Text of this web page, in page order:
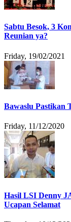
Sabtu Besok, 3
Reunian ya?
Friday, 19/02/2021
Bawaslu Pastikan
Friday, 11/12/2020
Hasil LSI Denny
Ucapan Selamat